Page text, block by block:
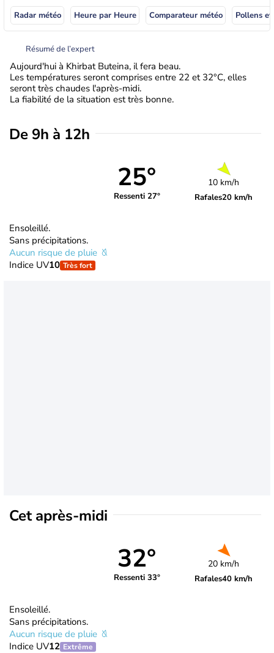
Radar météo Heure par Heure Comparateur météo Pollens
Résumé de l’expert
Aujourd'hui à Khirbat Buteina, il fera beau.
Les températures seront comprises entre 22 et 32°C, elles
seront très chaudes l'après-midi.
La fiabilité de la situation est très bonne.
De 9h à 12h
25°
Ressenti 27°
10 km/h
Rafales20 km/h
Ensoleillé.
Sans précipitations.
Aucun risque de pluie
Indice UV10 Très fort
Cet après-midi
32°
Ressenti 33°
20 km/h
Rafales40 km/h
Ensoleillé.
Sans précipitations.
Aucun risque de pluie
Indice UV12 Extrême